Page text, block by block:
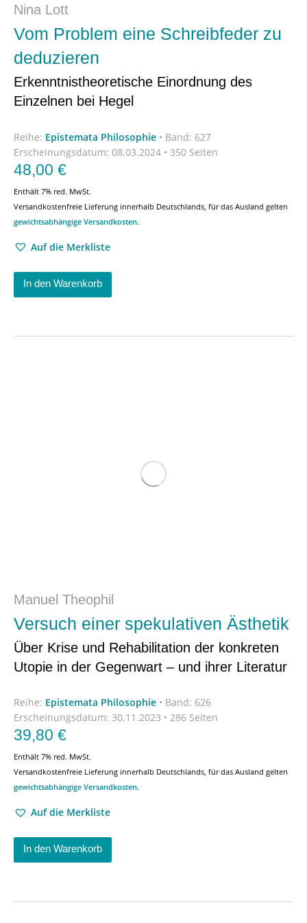
Nina Lott
Vom Problem eine Schreibfeder zu
deduzieren
Erkenntnistheoretische Einordnung des
Einzelnen bei Hegel
Reihe: Epistemata Philosophie • Band: 627
Erscheinungsdatum: 08.03.2024 • 350 Seiten
48,00 €
Enthält 7% red. MwSt.
Versandkostenfreie Lieferung innerhalb Deutschlands, für das Ausland gelten
gewichtsabhängige Versandkosten.
Auf die Merkliste
In den Warenkorb
Manuel Theophil
Versuch einer spekulativen Ästhetik
Über Krise und Rehabilitation der konkreten
Utopie in der Gegenwart – und ihrer Literatur
Reihe: Epistemata Philosophie • Band: 626
Erscheinungsdatum: 30.11.2023 • 286 Seiten
39,80 €
Enthält 7% red. MwSt.
Versandkostenfreie Lieferung innerhalb Deutschlands, für das Ausland gelten
gewichtsabhängige Versandkosten.
Auf die Merkliste
In den Warenkorb